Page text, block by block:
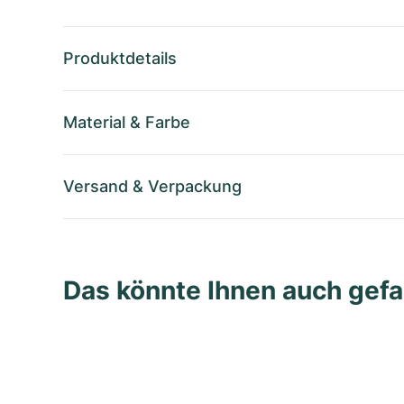
Produktdetails
Material & Farbe
Versand & Verpackung
Das könnte Ihnen auch